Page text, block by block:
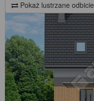
Pokaż lustrzane odbicie